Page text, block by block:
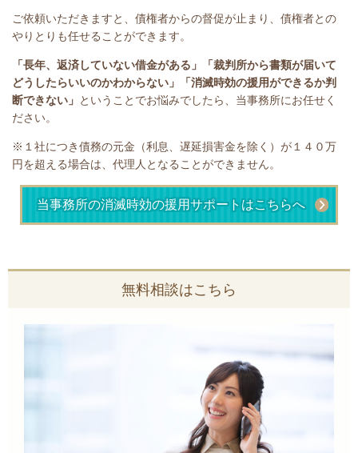
ご依頼いただきますと、債権者からの督促が止まり、債権者との
やりとりも任せることができます。
「長年、返済していない借金がある」
「裁判所から書類が届いて
どうしたらいいのかわからない」「消滅時効の援用ができるか判
断できない」 ということでお悩みでしたら、当事務所にお任せく
ださい。
※１社につき債務の元金（利息、遅延損害金を除く）が１４０万
円を超える場合は、代理人となることができません。
当事務所の消滅時効の援用サポートはこちらへ
無料相談はこちら